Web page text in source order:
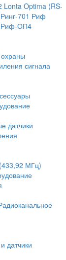
Lonta Optima (RS-
701 Риф
Риф-ОП4
сигнала
датчики
МГц)
датчики